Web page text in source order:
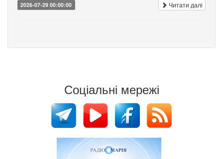
2026-07-29 00:00:00 Читати далі
Соціальні мережі